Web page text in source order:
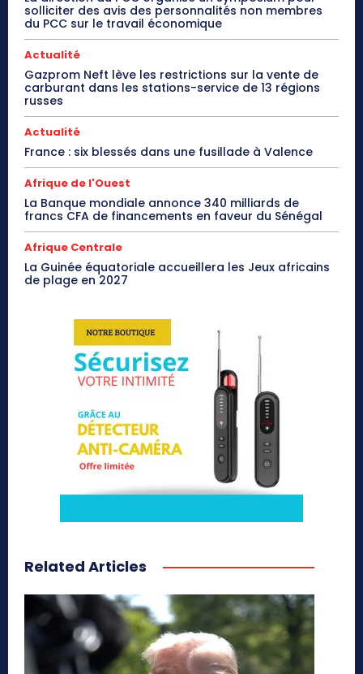
solliciter des avis des personnalités non membres
du PCC sur le travail économique
Actualité
Gazprom Neft lève les restrictions sur la vente de
carburant dans les stations-service de 13 régions
russes
Actualité
France : six blessés dans une fusillade à Valence
Afrique de l'Ouest
La Banque mondiale annonce 340 milliards de
francs CFA de financements en faveur du Sénégal
Afrique Centrale
La Guinée équatoriale accueillera les Jeux africains
de plage en 2027
Related Articles